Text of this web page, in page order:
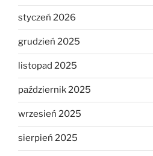
styczeń 2026
grudzień 2025
listopad 2025
październik 2025
wrzesień 2025
sierpień 2025